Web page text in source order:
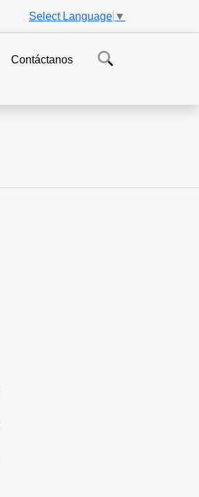
Select Language ▼
Contáctanos